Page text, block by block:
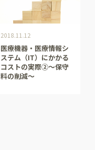
2018.11.12
医療機器・医療情報シ
ステム（IT）にかかる
コストの実際②～保守
料の削減～